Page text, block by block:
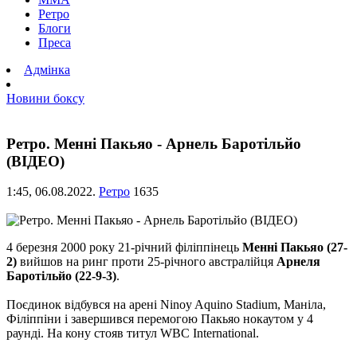
Ретро
Блоги
Преса
Адмінка
Новини боксу
Ретро. Менні Пакьяо - Арнель Баротільйо
(ВІДЕО)
1:45, 06.08.2022. Ретро 1635
4 березня 2000 року 21-річний філіппінець Менні Пакьяо (27-
2) вийшов на ринг проти 25-річного австралійця Арнеля
Баротільйо (22-9-3).
Поєдинок відбувся на арені Ninoy Aquino Stadium, Маніла,
Філіппіни і завершився перемогою Пакьяо нокаутом у 4
раунді. На кону стояв титул WBC International.